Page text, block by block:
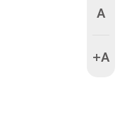
A
+A